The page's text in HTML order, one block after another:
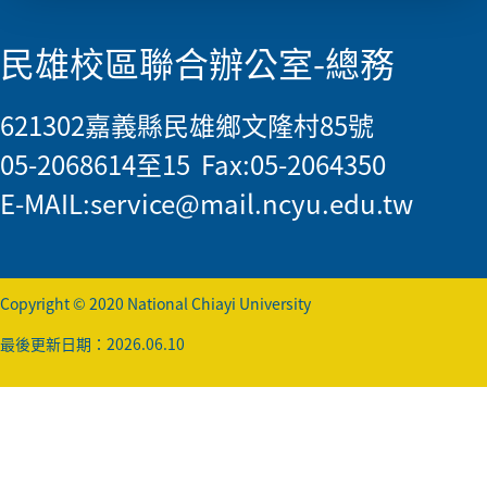
民雄校區聯合辦公室-總務
621302嘉義縣民雄鄉文隆村85號
05-2068614至15 Fax:05-2064350
E-MAIL:service@mail.ncyu.edu.tw
Copyright © 2020 National Chiayi University
最後更新日期：2026.06.10